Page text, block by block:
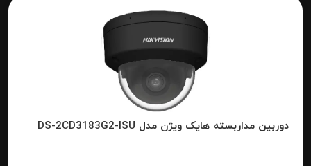
دوربین مداربسته هایک ویژن مدل DS-2CD3183G2-ISU